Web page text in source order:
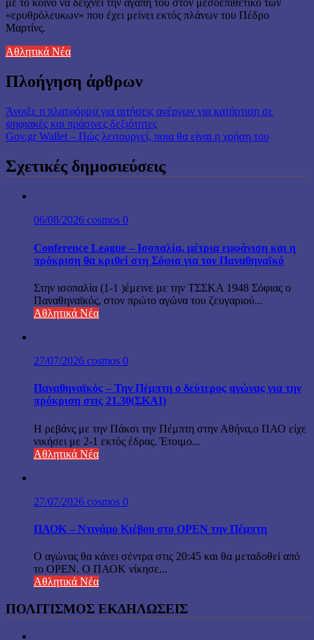
«ερυθρόλευκων» που έχει μείνει εκτός πλάνων του Πέδρο
Μαρτίνς.
Αθλητικά Νέα
Πλοήγηση άρθρων
Άνοιξε η πλατφόρμα για αιτήσεις ανέργων για κατάρτιση σε
ψηφιακές και πράσινες δεξιότητες
Gov.gr Wallet – Πώς λειτουργεί, ποια θα είναι η χρήση του
Σχετικές δημοσιεύσεις
06/08/2026 cosmos 0
Conference League – Ισοπαλία, μέτρια εμφάνιση και η
πρόκριση θα κριθεί στη Σόφια για τον Παναθηναϊκό
Στην ισοπαλία (1-1 )έμεινε με την ΤΣΣΚΑ 1948 Σόφιας ο
Παναθηναϊκός, στον πρώτο αγώνα του ζευγαριού...
Αθλητικά Νέα
27/07/2026 cosmos 0
Παναθηναϊκός – Την Πέμπτη ο δεύτερος αγώνας για την
πρόκριση στις 21.30(ΣΚΑΙ)
Η ρεβάνς με την Πάκσι την Πέμπτη στην Αθήνα,ο ΠΑΟ είχε
νικήσει με 2-1 εκτός έδρας. Έτοιμο...
Αθλητικά Νέα
27/07/2026 cosmos 0
ΠΑΟΚ – Ντινάμο Κιέβου στο OPEN την Πέμπτη
Ο αγώνας θα κάνει σέντρα στις 20:45 και θα μεταδοθεί από
το OPEN. O ΠΑΟΚ νίκησε...
Αθλητικά Νέα
ΠΟΛΙΤΙΣΜΟΣ ΕΚΔΗΛΩΣΕΙΣ